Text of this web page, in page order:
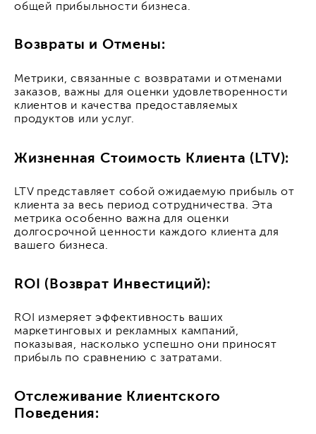
общей прибыльности бизнеса.
Возвраты и Отмены:
Метрики, связанные с возвратами и отменами
заказов, важны для оценки удовлетворенности
клиентов и качества предоставляемых
продуктов или услуг.
Жизненная Стоимость Клиента (LTV):
LTV представляет собой ожидаемую прибыль от
клиента за весь период сотрудничества. Эта
метрика особенно важна для оценки
долгосрочной ценности каждого клиента для
вашего бизнеса.
ROI (Возврат Инвестиций):
ROI измеряет эффективность ваших
маркетинговых и рекламных кампаний,
показывая, насколько успешно они приносят
прибыль по сравнению с затратами.
Отслеживание Клиентского
Поведения: